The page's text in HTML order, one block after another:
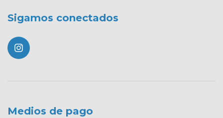
Sigamos conectados
Medios de pago